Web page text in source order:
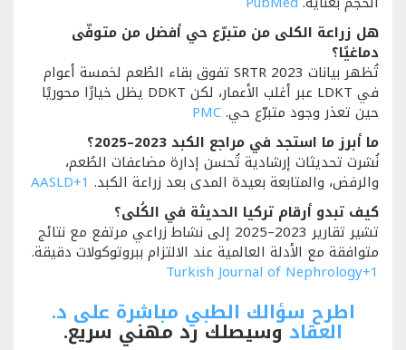
هل زراعة الكلى من متبرّع حي أفضل من متوفّى
دماغيًا؟
تُظهر بيانات SRTR 2023 تفوق بقاء الطُعم لخمسة أعوام
في LDKT عبر أغلب الأعمار، لكن DDKT يظل خيارًا محوريًا
حين تعذر وجود متبرّع حي.PMC
ما أبرز ما استجد في مراجع الكبد 2023–2025؟
نُشرت تحديثات إرشادية تُحسن إدارة مضاعفات الطُعم،
والرفض، والمتابعة بعيدة المدى بعد زراعة الكبد. AASLD+1
كيف تبدو أرقام تركيا الحديثة في الكُلى؟
تشير تقارير 2023–2025 إلى نشاط زراعي مرتفع مع نتائج
متوافقة مع الأدلة العالمية عند الالتزام ببروتوكولات دقيقة.
Turkish Journal of Nephrology+1
اطرح سؤالك الطبي مباشرة على د.
العقادوسيصلك رد مهني سريع.